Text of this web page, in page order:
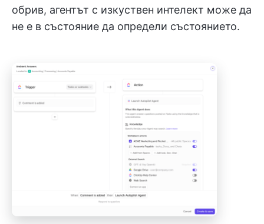
обрив, агентът с изкуствен интелект може да
не е в състояние да определи състоянието.